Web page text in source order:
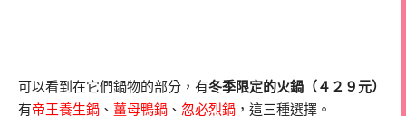
可以看到在它們鍋物的部分，有冬季限定的火鍋（４２９元）
有帝王養生鍋 、 薑母鴨鍋 、 忽必烈鍋 ，這三種選擇。